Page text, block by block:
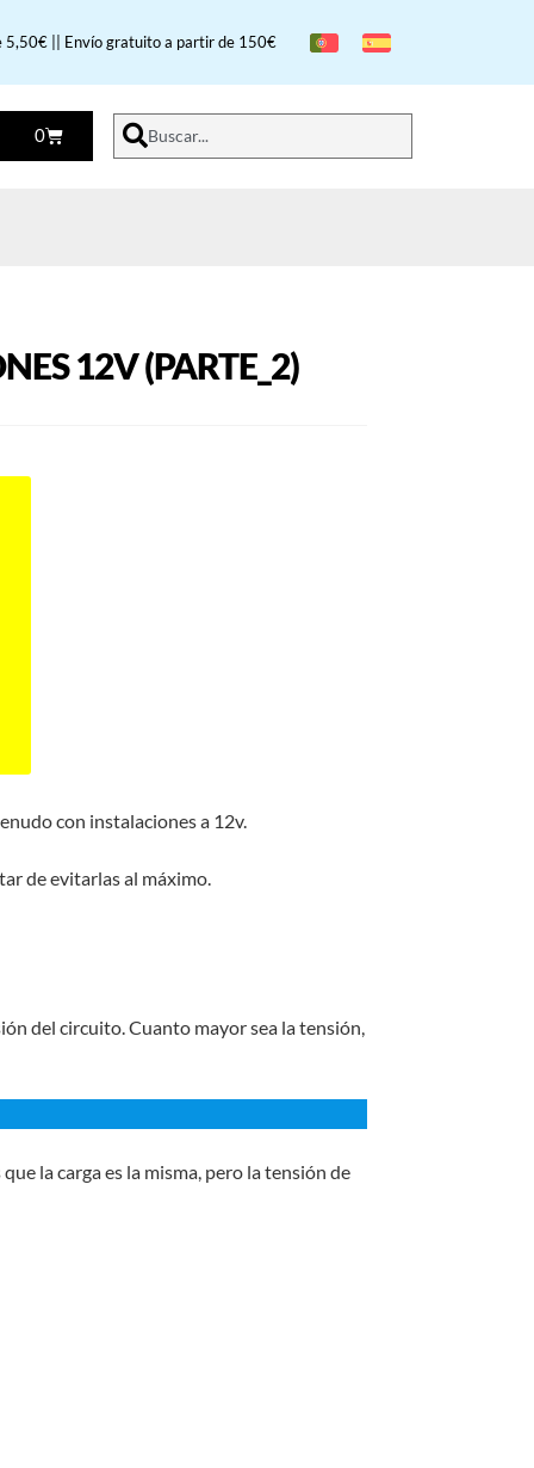
|| Envío gratuito a partir de 150€
0 Buscar...
12V (PARTE_2)
con instalaciones a 12v.
de evitarlas al máximo.
del circuito. Cuanto mayor sea la tensión,
la carga es la misma, pero la tensión de